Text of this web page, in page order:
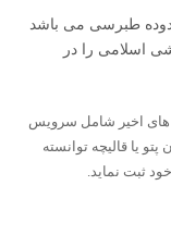
طبرسی می باشد
اسلامی را در
های اخیر شامل سرویس
یا قالیچه توانسته
ثبت نماید.